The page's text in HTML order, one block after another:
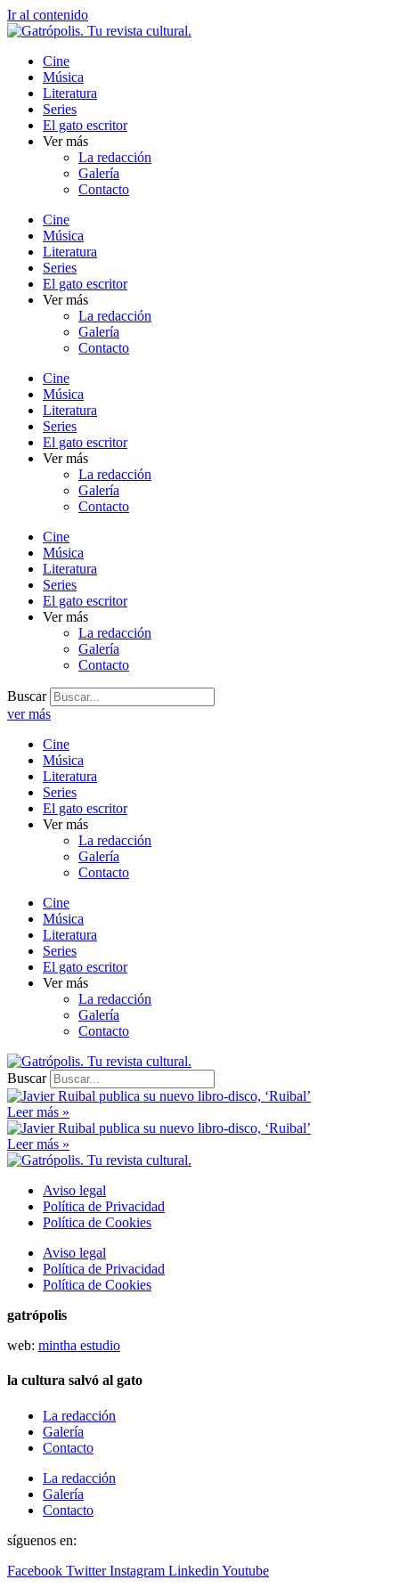
Ir al contenido
Cine
Música
Literatura
Series
El gato escritor
Ver más
La redacción
Galería
Contacto
Cine
Música
Literatura
Series
El gato escritor
Ver más
La redacción
Galería
Contacto
Cine
Música
Literatura
Series
El gato escritor
Ver más
La redacción
Galería
Contacto
Cine
Música
Literatura
Series
El gato escritor
Ver más
La redacción
Galería
Contacto
Buscar
ver más
Cine
Música
Literatura
Series
El gato escritor
Ver más
La redacción
Galería
Contacto
Cine
Música
Literatura
Series
El gato escritor
Ver más
La redacción
Galería
Contacto
Buscar
Leer más »
Leer más »
Aviso legal
Política de Privacidad
Política de Cookies
Aviso legal
Política de Privacidad
Política de Cookies
gatrópolis
web: mintha estudio
la cultura salvó al gato
La redacción
Galería
Contacto
La redacción
Galería
Contacto
síguenos en:
Facebook Twitter Instagram Linkedin Youtube